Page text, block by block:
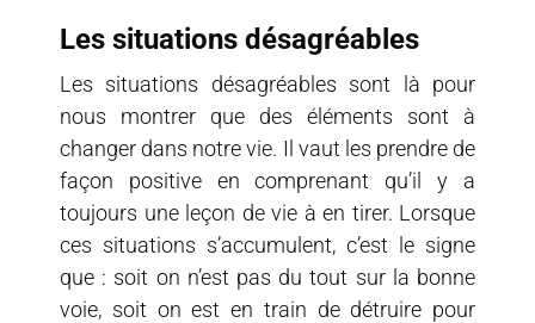
Les situations désagréables
Les situations désagréables sont là pour
nous montrer que des éléments sont à
changer dans notre vie. Il vaut les prendre de
façon positive en comprenant qu’il y a
toujours une leçon de vie à en tirer. Lorsque
ces situations s’accumulent, c’est le signe
que : soit on n’est pas du tout sur la bonne
voie, soit on est en train de détruire pour